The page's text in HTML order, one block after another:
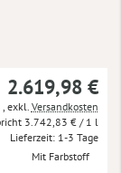
2.619,98 €
exkl. Versandkosten
3.742,83 € / 1 l
Lieferzeit 1-3 Tage
Mit Farbstoff